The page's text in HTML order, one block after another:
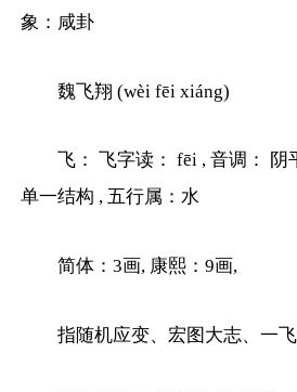
象：咸卦
魏飞翔 (wèi fēi xiáng)
飞： 飞字读： fēi , 音调： 阴
单一结构 , 五行属：水
简体：3画, 康熙：9画,
指随机应变、宏图大志、一飞